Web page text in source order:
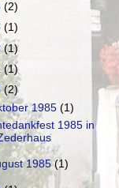
(2)
(1)
(1)
(1)
(2)
1985(1)
1985 in
1985(1)